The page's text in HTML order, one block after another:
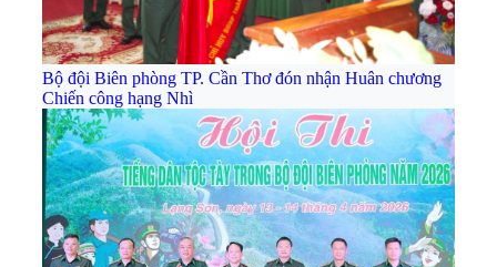
Bộ đội Biên phòng TP. Cần Thơ đón nhận Huân chương
Chiến công hạng Nhì